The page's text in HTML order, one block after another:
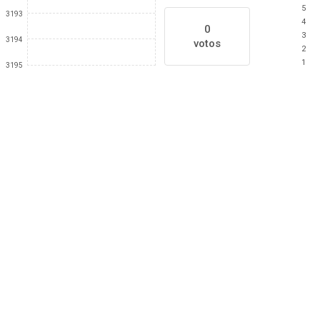
3193
3194
3195
0
votos
5
4
3
2
1